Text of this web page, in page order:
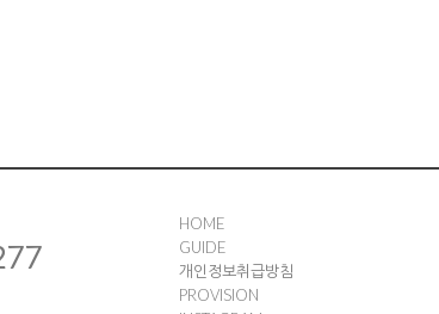
HOME
GUIDE
개인정보취급방침
PROVISION